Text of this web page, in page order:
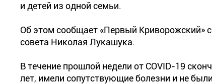
и детей из одной семьи.
Об этом сообщает «Первый Криворожский»
совета Николая Лукашука.
В течение прошлой недели от COVID-19
лет, имели сопутствующие болезни и не